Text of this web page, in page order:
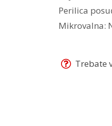
Perilica
Mikrovalna:
Trebate